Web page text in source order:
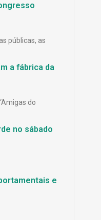
públicas, as
a fábrica da
do
no sábado
e